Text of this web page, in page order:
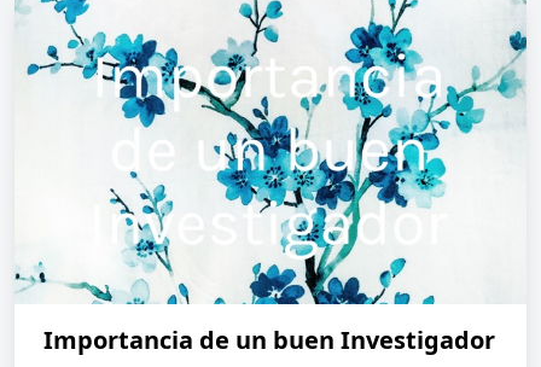
Importancia de un buen Investigador